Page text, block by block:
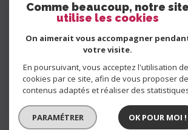
Nous
adhérons
© 2026 | Tous droits réservés | Traduction
Nos honoraires
Plan du site Mentions légales
Politique RGPD
Cookies
Comme beaucoup, notre site
utilise les cookies
On aimerait vous accompagner
votre visite.
En poursuivant, vous acceptez l'utilisation
cookies par ce site, afin de vous proposer
contenus adaptés et réaliser des
PARAMÉTRER OK POUR MOI !